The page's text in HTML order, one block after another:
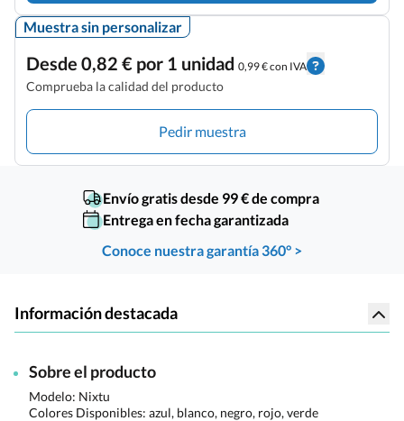
Muestra sin personalizar
Desde 0,82 € por 1 unidad 0,99 € con IVA
Comprueba la calidad del producto
Pedir muestra
Envío gratis desde 99 € de compra
Entrega en fecha garantizada
Conoce nuestra garantía 360° >
Información destacada
Sobre el producto
Modelo: Nixtu
Colores Disponibles: azul, blanco, negro, rojo, verde